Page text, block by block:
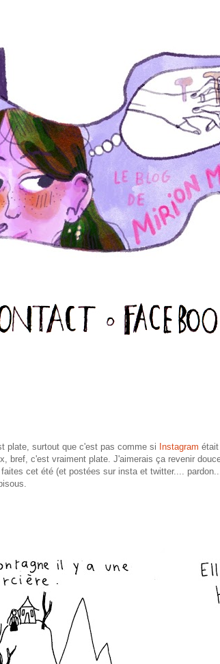
plate, surtout que c'est pas comme si Instagram
bref, c'est vraiment plate. J'aimerais ça revenir
cet été (et postées sur insta et twitter....